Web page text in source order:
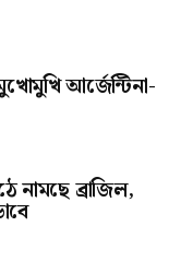
আর্জেন্টিনা-
নামছে ব্রাজিল,